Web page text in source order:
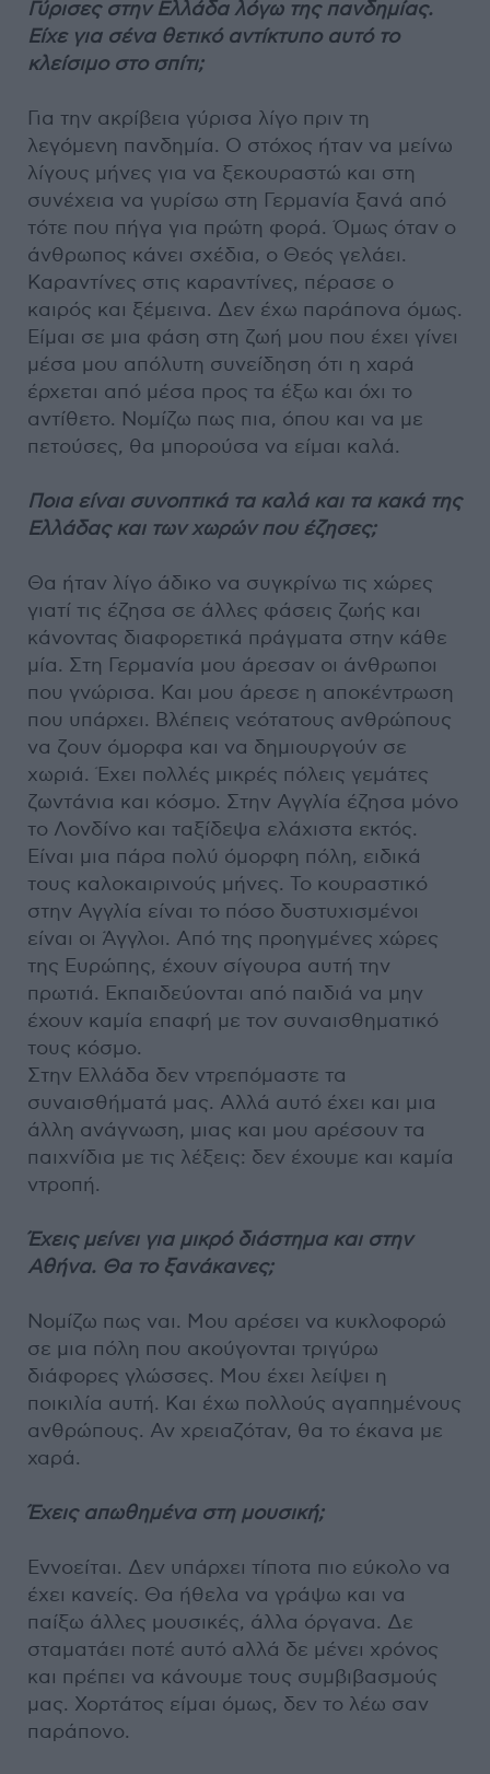
Γύρισες στην Ελλάδα λόγω της πανδημίας.
Είχε για σένα θετικό αντίκτυπο αυτό το
κλείσιμο στο σπίτι;
Για την ακρίβεια γύρισα λίγο πριν τη
λεγόμενη πανδημία. Ο στόχος ήταν να μείνω
λίγους μήνες για να ξεκουραστώ και στη
συνέχεια να γυρίσω στη Γερμανία ξανά από
τότε που πήγα για πρώτη φορά. Όμως όταν ο
άνθρωπος κάνει σχέδια, ο Θεός γελάει.
Καραντίνες στις καραντίνες, πέρασε ο
καιρός και ξέμεινα. Δεν έχω παράπονα όμως.
Είμαι σε μια φάση στη ζωή μου που έχει γίνει
μέσα μου απόλυτη συνείδηση ότι η χαρά
έρχεται από μέσα προς τα έξω και όχι το
αντίθετο. Νομίζω πως πια, όπου και να με
πετούσες, θα μπορούσα να είμαι καλά.
Ποια είναι συνοπτικά τα καλά και τα κακά της
Ελλάδας και των χωρών που έζησες;
Θα ήταν λίγο άδικο να συγκρίνω τις χώρες
γιατί τις έζησα σε άλλες φάσεις ζωής και
κάνοντας διαφορετικά πράγματα στην κάθε
μία. Στη Γερμανία μου άρεσαν οι άνθρωποι
που γνώρισα. Και μου άρεσε η αποκέντρωση
που υπάρχει. Βλέπεις νεότατους ανθρώπους
να ζουν όμορφα και να δημιουργούν σε
χωριά. Έχει πολλές μικρές πόλεις γεμάτες
ζωντάνια και κόσμο. Στην Αγγλία έζησα μόνο
το Λονδίνο και ταξίδεψα ελάχιστα εκτός.
Είναι μια πάρα πολύ όμορφη πόλη, ειδικά
τους καλοκαιρινούς μήνες. Το κουραστικό
στην Αγγλία είναι το πόσο δυστυχισμένοι
είναι οι Άγγλοι. Από της προηγμένες χώρες
της Ευρώπης, έχουν σίγουρα αυτή την
πρωτιά. Εκπαιδεύονται από παιδιά να μην
έχουν καμία επαφή με τον συναισθηματικό
τους κόσμο.
Στην Ελλάδα δεν ντρεπόμαστε τα
συναισθήματά μας. Αλλά αυτό έχει και μια
άλλη ανάγνωση, μιας και μου αρέσουν τα
παιχνίδια με τις λέξεις: δεν έχουμε και καμία
ντροπή.
Έχεις μείνει για μικρό διάστημα και στην
Αθήνα. Θα το ξανάκανες;
Νομίζω πως ναι. Μου αρέσει να κυκλοφορώ
σε μια πόλη που ακούγονται τριγύρω
διάφορες γλώσσες. Μου έχει λείψει η
ποικιλία αυτή. Και έχω πολλούς αγαπημένους
ανθρώπους. Αν χρειαζόταν, θα το έκανα με
χαρά.
Έχεις απωθημένα στη μουσική;
Εννοείται. Δεν υπάρχει τίποτα πιο εύκολο να
έχει κανείς. Θα ήθελα να γράψω και να
παίξω άλλες μουσικές, άλλα όργανα. Δε
σταματάει ποτέ αυτό αλλά δε μένει χρόνος
και πρέπει να κάνουμε τους συμβιβασμούς
μας. Χορτάτος είμαι όμως, δεν το λέω σαν
παράπονο.